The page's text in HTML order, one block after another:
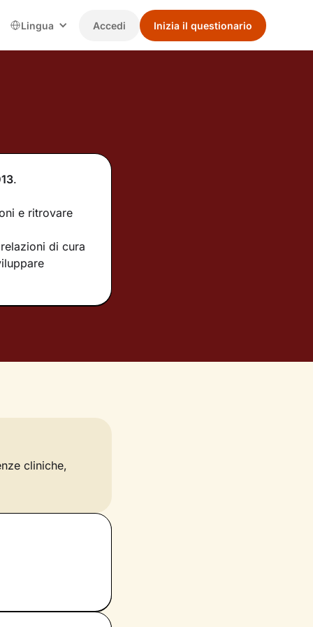
Lingua Accedi Inizia il questionario
.
e ritrovare
di cura
cliniche,